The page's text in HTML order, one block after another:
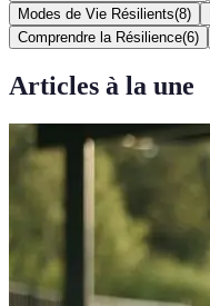
Modes de Vie Résilients(8)
Comprendre la Résilience(6)
Articles à la une